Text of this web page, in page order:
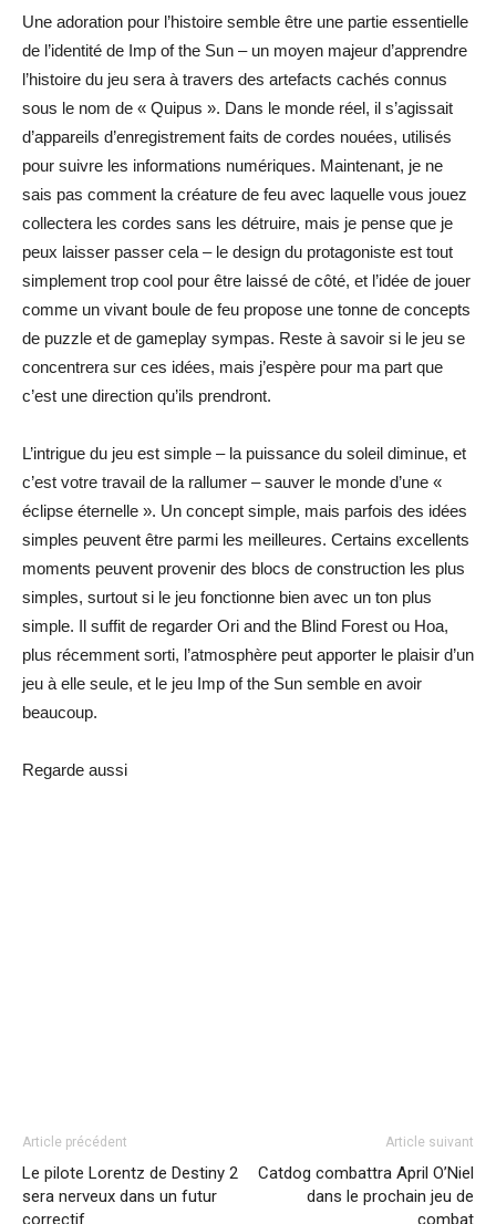
Une adoration pour l’histoire semble être une partie essentielle
de l’identité de Imp of the Sun – un moyen majeur d’apprendre
l’histoire du jeu sera à travers des artefacts cachés connus
sous le nom de « Quipus ». Dans le monde réel, il s’agissait
d’appareils d’enregistrement faits de cordes nouées, utilisés
pour suivre les informations numériques. Maintenant, je ne
sais pas comment la créature de feu avec laquelle vous jouez
collectera les cordes sans les détruire, mais je pense que je
peux laisser passer cela – le design du protagoniste est tout
simplement trop cool pour être laissé de côté, et l’idée de jouer
comme un vivant boule de feu propose une tonne de concepts
de puzzle et de gameplay sympas. Reste à savoir si le jeu se
concentrera sur ces idées, mais j’espère pour ma part que
c’est une direction qu’ils prendront.
L’intrigue du jeu est simple – la puissance du soleil diminue, et
c’est votre travail de la rallumer – sauver le monde d’une «
éclipse éternelle ». Un concept simple, mais parfois des idées
simples peuvent être parmi les meilleures. Certains excellents
moments peuvent provenir des blocs de construction les plus
simples, surtout si le jeu fonctionne bien avec un ton plus
simple. Il suffit de regarder Ori and the Blind Forest ou Hoa,
plus récemment sorti, l’atmosphère peut apporter le plaisir d’un
jeu à elle seule, et le jeu Imp of the Sun semble en avoir
beaucoup.
Regarde aussi
Article précédent
Le pilote Lorentz de Destiny 2
sera nerveux dans un futur
correctif
Article suivant
Catdog combattra April O’Niel
dans le prochain jeu de
combat